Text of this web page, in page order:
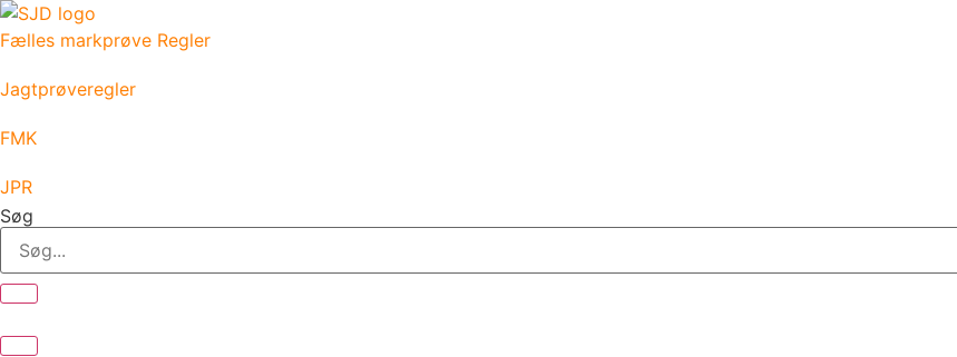
Videre
til
Fælles markprøve Regler
Jagtprøveregler
FMK
JPR
Søg